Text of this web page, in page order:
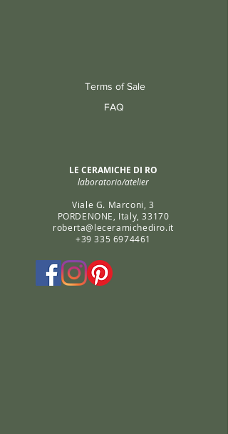
Terms of Sale
FAQ
LE CERAMICHE DI RO
laboratorio/atelier
Viale G. Marconi, 3
PORDENONE, Italy, 33170
roberta@leceramichediro.it
+39 335 6974461